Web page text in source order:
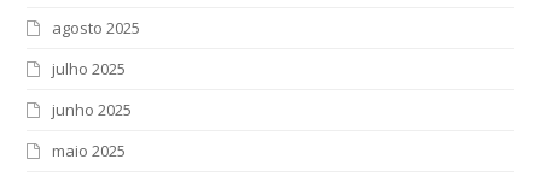
agosto 2025
julho 2025
junho 2025
maio 2025